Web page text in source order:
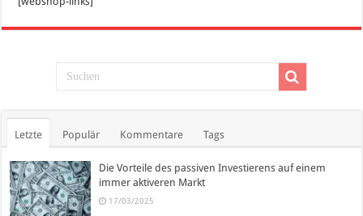
Letzte Populär Kommentare Tags
Die Vorteile des passiven Investierens auf einem
immer aktiveren Markt
17/03/2025